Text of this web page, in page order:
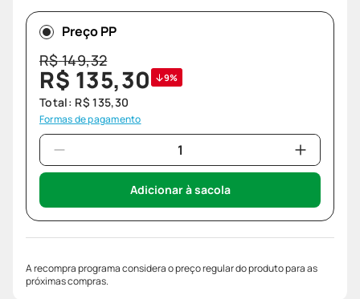
Preço PP
R$149,32
R$ 135,30 9%
Total: R$ 135,30
Formas de pagamento
Adicionar à sacola
A recompra programa considera o preço regular do produto para as
próximas compras.